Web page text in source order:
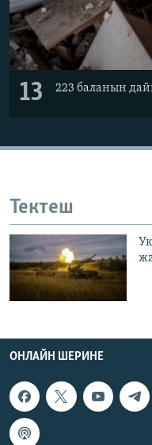
13 223 баланын
Тектеш
ОНЛАЙН ШЕРИНЕ